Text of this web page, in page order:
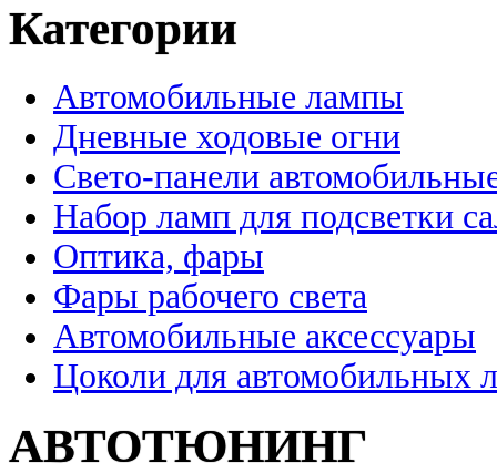
Категории
Автомобильные лампы
Дневные ходовые огни
Свето-панели
Набор ламп для подсветки
Оптика, фары
Фары рабочего света
Автомобильные аксессуары
Цоколи для автомобильных
АВТОТЮНИНГ